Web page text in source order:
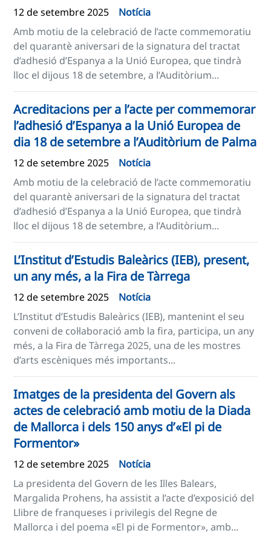
12 de setembre 2025
Notícia
Amb motiu de la celebració de l’acte commemoratiu
del quarantè aniversari de la signatura del tractat
d’adhesió d’Espanya a la Unió Europea, que tindrà
lloc el dijous 18 de setembre, a l’Auditòrium...
Acreditacions per a l’acte per commemorar
l’adhesió d’Espanya a la Unió Europea de
dia 18 de setembre a l’Auditòrium de Palma
12 de setembre 2025
Notícia
Amb motiu de la celebració de l’acte commemoratiu
del quarantè aniversari de la signatura del tractat
d’adhesió d’Espanya a la Unió Europea, que tindrà
lloc el dijous 18 de setembre, a l’Auditòrium...
L’Institut d’Estudis Baleàrics (IEB), present,
un any més, a la Fira de Tàrrega
12 de setembre 2025
Notícia
L’Institut d’Estudis Baleàrics (IEB), mantenint el seu
conveni de col·laboració amb la fira, participa, un any
més, a la Fira de Tàrrega 2025, una de les mostres
d’arts escèniques més importants...
Imatges de la presidenta del Govern als
actes de celebració amb motiu de la Diada
de Mallorca i dels 150 anys d’«El pi de
Formentor»
12 de setembre 2025
Notícia
La presidenta del Govern de les Illes Balears,
Margalida Prohens, ha assistit a l’acte d’exposició del
Llibre de franqueses i privilegis del Regne de
Mallorca i del poema «El pi de Formentor», amb...